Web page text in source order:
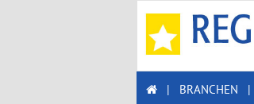
| BRANCHEN |